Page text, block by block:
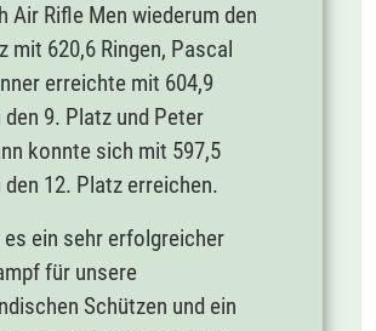
Air Rifle Men wiederum den
mit 620,6 Ringen, Pascal
erreichte mit 604,9
den 9. Platz und Peter
konnte sich mit 597,5
den 12. Platz erreichen.
es ein sehr erfolgreicher
für unsere
Schützen und ein